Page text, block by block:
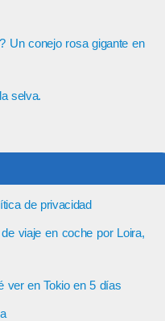
Un conejo rosa gigante en
selva.
de privacidad
viaje en coche por Loira,
ver en Tokio en 5 días